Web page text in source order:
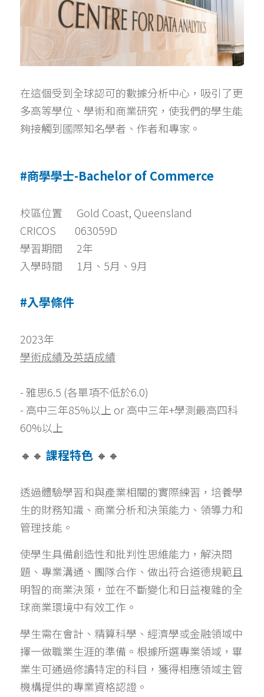
在這個受到全球認可的數據分析中心，吸引了更
多高等學位、學術和商業研究，使我們的學生能
夠接觸到國際知名學者、作者和專家。
#商學學士-Bachelor of Commerce
校區位置      Gold Coast, Queensland
CRICOS        063059D
學習期間      2年
入學時間      1月、5月、9月
#入學條件
2023年
學術成績及英語成績
- 雅思6.5 (各單項不低於6.0)
- 高中三年85%以上 or 高中三年+學測最高四科
60%以上
🔸🔸 課程特色 🔸🔸
透過體驗學習和與產業相關的實際練習，培養學
生的財務知識、商業分析和決策能力、領導力和
管理技能。
使學生具備創造性和批判性思維能力，解決問
題、專業溝通、團隊合作、做出符合道德規範且
明智的商業決策，並在不斷變化和日益複雜的全
球商業環境中有效工作。
學生需在會計、精算科學、經濟學或金融領域中
擇一做職業生涯的準備。根據所選專業領域，畢
業生可通過修讀特定的科目，獲得相應領域主管
機構提供的專業資格認證。